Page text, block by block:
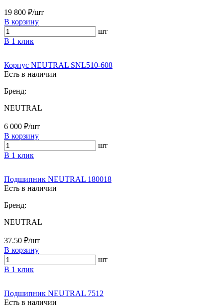
19 800 ₽/шт
В корзину
шт
В 1 клик
Корпус NEUTRAL SNL510-608
Есть в наличии
Бренд:
NEUTRAL
6 000 ₽/шт
В корзину
шт
В 1 клик
Подшипник NEUTRAL 180018
Есть в наличии
Бренд:
NEUTRAL
37.50 ₽/шт
В корзину
шт
В 1 клик
Подшипник NEUTRAL 7512
Есть в наличии